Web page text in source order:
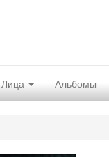
Лица Альбомы